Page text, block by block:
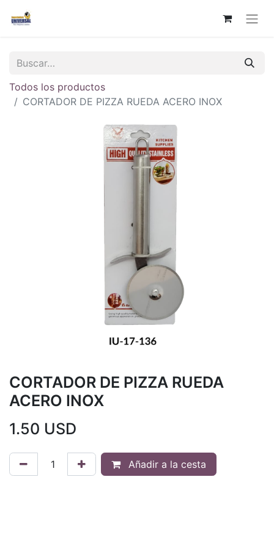
Todos los productos
CORTADOR DE PIZZA RUEDA ACERO INOX
CORTADOR DE PIZZA RUEDA
ACERO INOX
1.50 USD
Añadir a la cesta